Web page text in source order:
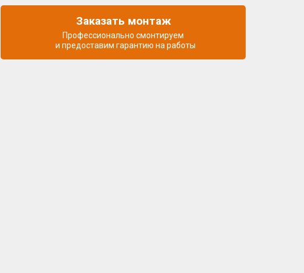
Заказать монтаж
Профессионально смонтируем
и предоставим гарантию на работы